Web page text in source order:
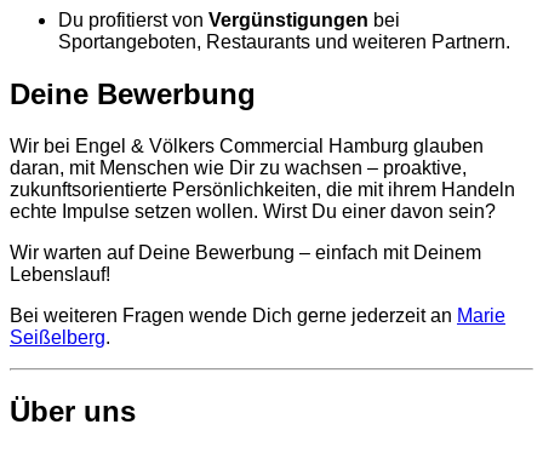
Du profitierst von Vergünstigungen bei
Sportangeboten, Restaurants und weiteren Partnern.
Deine Bewerbung
Wir bei Engel & Völkers Commercial Hamburg glauben
daran, mit Menschen wie Dir zu wachsen – proaktive,
zukunftsorientierte Persönlichkeiten, die mit ihrem Handeln
echte Impulse setzen wollen. Wirst Du einer davon sein?
Wir warten auf Deine Bewerbung – einfach mit Deinem
Lebenslauf!
Bei weiteren Fragen wende Dich gerne jederzeit an Marie
Seißelberg.
Über uns